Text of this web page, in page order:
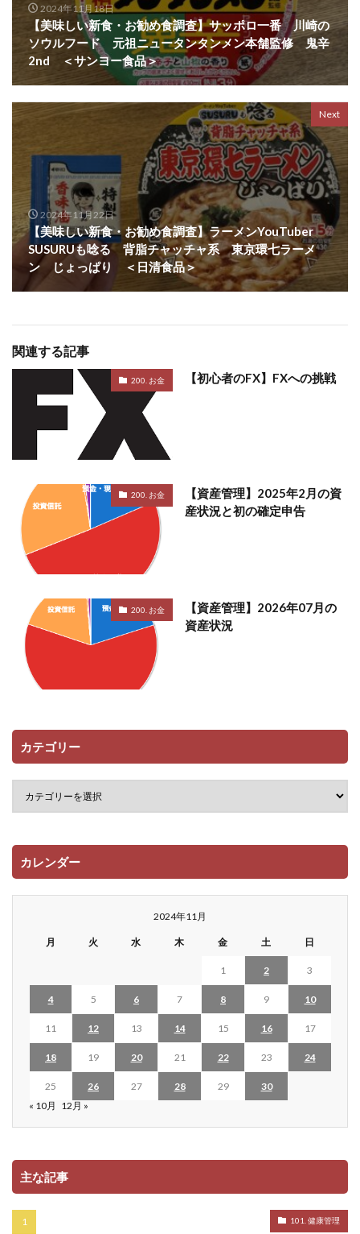
2024年11月18日
【美味しい新食・お勧め食調査】サッポロ一番 川崎の
ソウルフード 元祖ニュータンタンメン本舗監修 鬼辛
2nd ＜サンヨー食品＞
Next
2024年11月22日
【美味しい新食・お勧め食調査】ラーメンYouTuber
SUSURUも唸る 背脂チャッチャ系 東京環七ラーメ
ン じょっぱり ＜日清食品＞
関連する記事
200. お金 【初心者のFX】FXへの挑戦
200. お金
【資産管理】2025年2月の資
産状況と初の確定申告
200. お金
【資産管理】2026年07月の
資産状況
カテゴリー
カレンダー
2024年11月
月 火 水 木 金 土 日
1 2 3
4 5 6 7 8 9 10
11 12 13 14 15 16 17
18 19 20 21 22 23 24
25 26 27 28 29
30
« 10月 12月 »
主な記事
101. 健康管理